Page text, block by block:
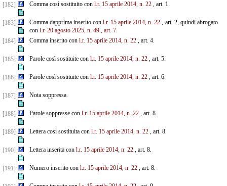
[182] Comma così sostituito con l.r. 15 aprile 2014, n. 22, art. 1.
[183] Comma dapprima inserito con l.r. 15 aprile 2014, n. 22 , art. 2, quindi abrogato
con l.r. 20 agosto 2025, n. 49 , art. 7.
[184]
Comma inserito con l.r. 15 aprile 2014, n. 22, art. 4.
[185] Parole così sostituite con l.r. 15 aprile 2014, n. 22, art. 5.
[186] Parole così sostituite con l.r. 15 aprile 2014, n. 22, art. 6.
[187] Nota soppressa.
[188] Parole soppresse con l.r. 15 aprile 2014, n. 22, art. 8.
[189] Lettera cosi sostituita con l.r. 15 aprile 2014, n. 22, art. 8.
[190] Lettera inserita con l.r. 15 aprile 2014, n. 22, art. 8.
[191] Numero inserito con l.r. 15 aprile 2014, n. 22, art. 8.